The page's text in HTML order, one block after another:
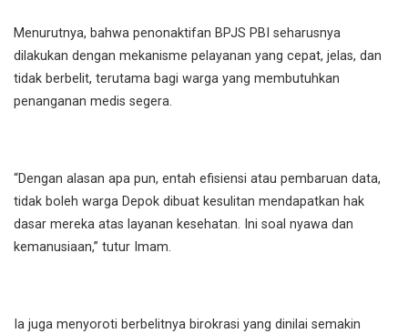
Menurutnya, bahwa penonaktifan BPJS PBI seharusnya
dilakukan dengan mekanisme pelayanan yang cepat, jelas, dan
tidak berbelit, terutama bagi warga yang membutuhkan
penanganan medis segera.
“Dengan alasan apa pun, entah efisiensi atau pembaruan data,
tidak boleh warga Depok dibuat kesulitan mendapatkan hak
dasar mereka atas layanan kesehatan. Ini soal nyawa dan
kemanusiaan,” tutur Imam.
Ia juga menyoroti berbelitnya birokrasi yang dinilai semakin